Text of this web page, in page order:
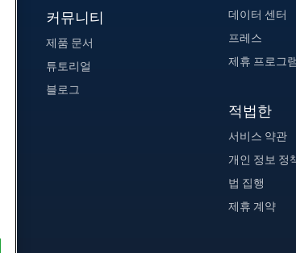
커뮤니티
제품 문서
튜토리얼
블로그
데이터 센터
프레스
제휴 프로그램
적법한
서비스 약관
개인 정보 정
법 집행
제휴 계약